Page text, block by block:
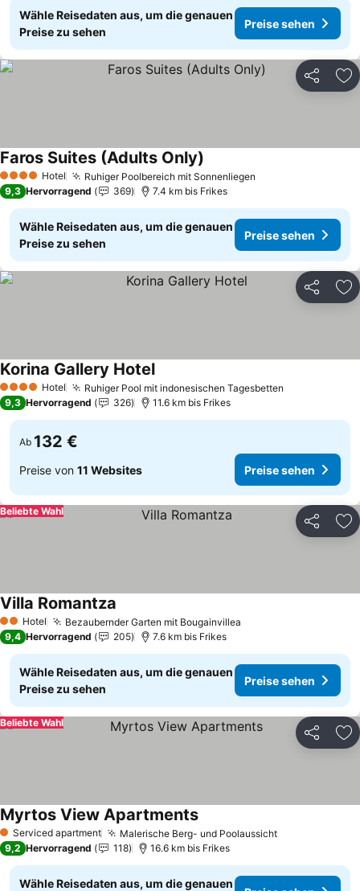
Wähle Reisedaten aus, um die genauen
Preise zu sehen
Preise sehen
Teilen
4 Sterne Hotel Ruhiger Poolbereich mit Sonnenliegen
Faros Suites (Adults Only)
9,3 Hervorragend 369 7.4 km bis Frikes
Wähle Reisedaten aus, um die genauen
Preise zu sehen
Preise sehen
Teilen
4 Sterne Hotel Ruhiger Pool mit indonesischen Tagesbetten
Korina Gallery Hotel
9,3 Hervorragend 326 11.6 km bis Frikes
Ab 132 €
Preise von 11 Websites Preise sehen
Teilen
Beliebte Wahl
2 Sterne
Hotel Bezaubernder Garten mit Bougainvillea
Villa Romantza
9,4 Hervorragend 205 7.6 km bis Frikes
Wähle Reisedaten aus, um die genauen
Preise zu sehen
Preise sehen
Teilen
Beliebte Wahl
1 Sterne
Serviced apartment Malerische Berg- und Poolaussicht
Myrtos View Apartments
9,2 Hervorragend 118 16.6 km bis Frikes
Wähle Reisedaten aus, um die genauen